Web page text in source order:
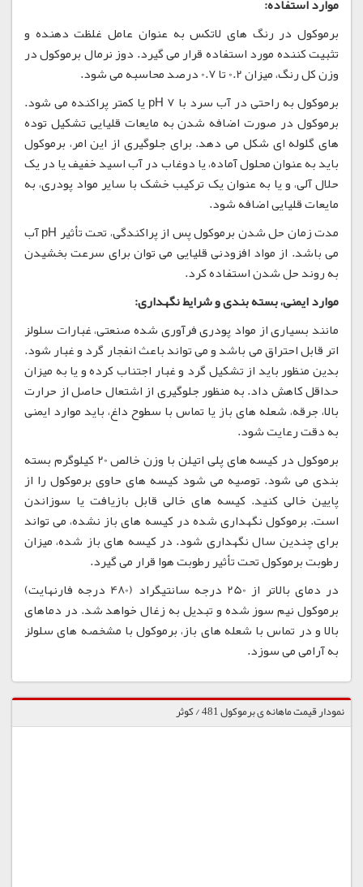
موارد استفاده:
برموکول در رنگ های لاتکس به عنوان عامل غلظت دهنده و
تثبیت کننده مورد استفاده قرار می گیرد. دوز نرمال برموکول در
وزن کل رنگ، میزان 0.2 تا 0.7 درصد محاسبه می شود.
برموکول به راحتی در آب سرد با pH 7 یا کمتر پراکنده می شود.
برموکول در صورت اضافه شدن به مایعات قلیایی تشکیل توده
های گلوله ای شکل می دهد. برای جلوگیری از این امر، برموکول
باید به عنوان محلول آماده، یا دوغاب در آب اسید خفیف یا در یک
حلال آلی، و یا به عنوان یک ترکیب خشک با سایر مواد پودری، به
مایعات قلیایی اضافه شود.
مدت زمان حل شدن برموکول پس از پراکندگی، تحت تأثیر pH آب
می باشد. از مواد افزودنی قلیایی می توان برای سرعت بخشیدن
به روند حل شدن استفاده کرد.
موارد ایمنی، بسته بندی و شرایط نگهداری:
مانند بسیاری از مواد پودری فرآوری شده صنعتی، غبارات سلولز
اتر قابل احتراق می باشد و می تواند باعث انفجار گرد و غبار شود.
بدین منظور باید از تشکیل گرد و غبار اجتناب کرده و یا به میزان
حداقل کاهش داد. به منظور جلوگیری از اشتعال حاصل از حرارت
بالا، جرقه، شعله های باز یا تماس با سطوح داغ، باید موارد ایمنی
به دقت رعایت شود.
برموکول در کیسه های پلی اتیلن با وزن خالص 20 کیلوگرم بسته
بندی می شود. توصیه می شود کیسه های حاوی برموکول را از
پایین خالی کنید. کیسه های خالی قابل بازیافت یا سوزاندن
است. برموکول نگهداری شده در کیسه های باز نشده، می تواند
برای چندین سال نگهداری شود. در کیسه های باز شده، میزان
رطوبت برموکول تحت تأثیر رطوبت هوا قرار می گیرد.
در دمای بالاتر از 250 درجه سانتیگراد (480 درجه فارنهایت)
برموکول نیم سوز شده و تبدیل به زغال خواهد شد. در دماهای
بالا و در تماس با شعله های باز، برموکول با مشخصه های سلولز
به آرامی می سوزد.
نمودار قیمت ماهانه ی برموکول 481 / کوثر